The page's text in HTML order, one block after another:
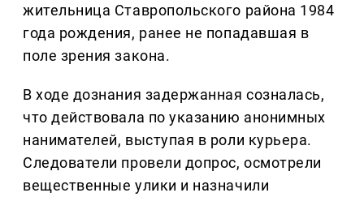
жительница Ставропольского района 1984
года рождения, ранее не попадавшая в
поле зрения закона.
В ходе дознания задержанная созналась,
что действовала по указанию анонимных
нанимателей, выступая в роли курьера.
Следователи провели допрос, осмотрели
вещественные улики и назначили